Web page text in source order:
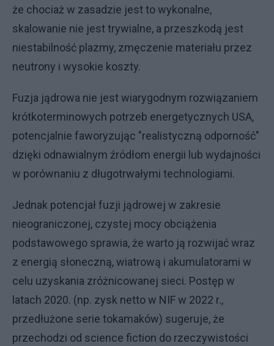
że chociaż w zasadzie jest to wykonalne,
skalowanie nie jest trywialne, a przeszkodą jest
niestabilność plazmy, zmęczenie materiału przez
neutrony i wysokie koszty.
Fuzja jądrowa nie jest wiarygodnym rozwiązaniem
krótkoterminowych potrzeb energetycznych USA,
potencjalnie faworyzując "realistyczną odporność"
dzięki odnawialnym źródłom energii lub wydajności
w porównaniu z długotrwałymi technologiami.
Jednak potencjał fuzji jądrowej w zakresie
nieograniczonej, czystej mocy obciążenia
podstawowego sprawia, że warto ją rozwijać wraz
z energią słoneczną, wiatrową i akumulatorami w
celu uzyskania zróżnicowanej sieci. Postęp w
latach 2020. (np. zysk netto w NIF w 2022 r.,
przedłużone serie tokamaków) sugeruje, że
przechodzi od science fiction do rzeczywistości